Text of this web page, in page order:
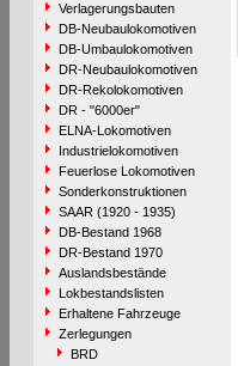
Verlagerungsbauten
DB-Neubaulokomotiven
DB-Umbaulokomotiven
DR-Neubaulokomotiven
DR-Rekolokomotiven
DR - "6000er"
ELNA-Lokomotiven
Industrielokomotiven
Feuerlose Lokomotiven
Sonderkonstruktionen
SAAR (1920 - 1935)
DB-Bestand 1968
DR-Bestand 1970
Auslandsbestände
Lokbestandslisten
Erhaltene Fahrzeuge
Zerlegungen
BRD